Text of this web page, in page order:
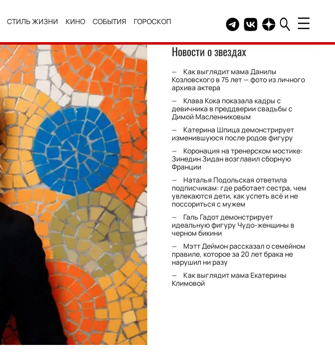
СТИЛЬ ЖИЗНИ КИНО СОБЫТИЯ ГОРОСКОП Telegram канал HELLO
Группа HELLO
Канал HELLO в
Новости о звездах
Как выглядит мама Данилы
Козловского в 75 лет — фото из личного
архива актера
Клава Кока показала кадры с
девичника в преддверии свадьбы с
Димой Масленниковым
Катерина Шпица демонстрирует
изменившуюся после родов фигуру
Коронация на тренерском мостике:
Зинедин Зидан возглавил сборную
Франции
Наталья Подольская ответила
подписчикам: где работает сестра, чем
увлекаются дети, как успеть всё и не
поссориться с мужем
Галь Гадот демонстрирует
идеальную фигуру Чудо-женщины в
черном бикини
Мэтт Деймон рассказал о семейном
правиле, которое за 20 лет брака не
нарушил ни разу
Как выглядит мама Екатерины
Климовой